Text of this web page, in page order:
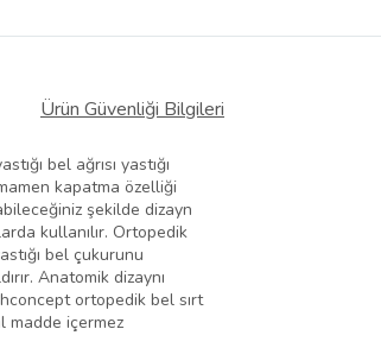
Ürün Güvenliği Bilgileri
bel ağrısı yastığı
kapatma özelliği
şekilde dizayn
kullanılır. Ortopedik
bel çukurunu
Anatomik dizaynı
ortopedik bel sırt
madde içermez